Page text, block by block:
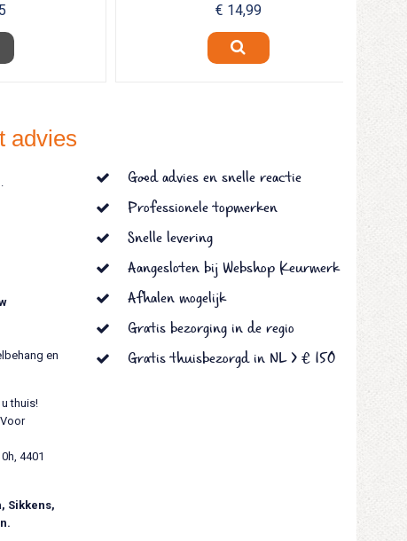
€ 14,99
advies
en
thuis!
4401
Sikkens,
Goed advies en snelle reactie
Professionele topmerken
Snelle levering
Aangesloten bij Webshop Keurmerk
Afhalen mogelijk
Gratis bezorging in de regio
Gratis thuisbezorgd in NL > € 150